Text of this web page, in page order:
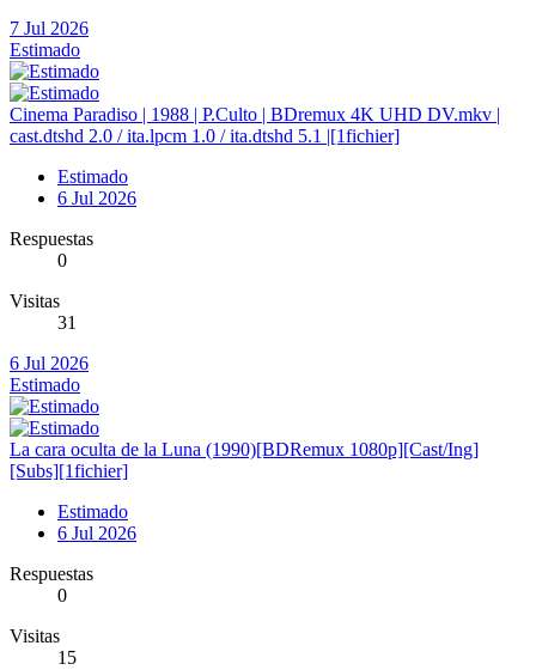
7 Jul 2026
Estimado
Cinema Paradiso | 1988 | P.Culto | BDremux 4K UHD DV.mkv |
cast.dtshd 2.0 / ita.lpcm 1.0 / ita.dtshd 5.1 |[1fichier]
Estimado
6 Jul 2026
Respuestas
0
Visitas
31
6 Jul 2026
Estimado
La cara oculta de la Luna (1990)[BDRemux 1080p][Cast/Ing]
[Subs][1fichier]
Estimado
6 Jul 2026
Respuestas
0
Visitas
15